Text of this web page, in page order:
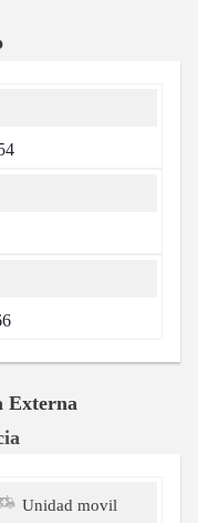
Externa
Unidad movil